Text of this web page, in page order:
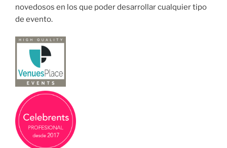
novedosos en los que poder desarrollar cualquier tipo
de evento.